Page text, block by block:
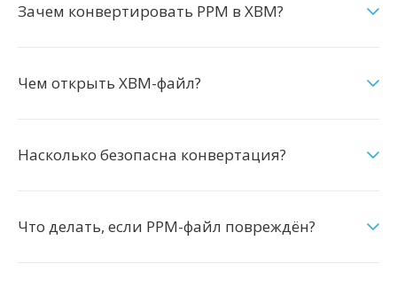
Зачем конвертировать PPM в XBM?
Чем открыть XBM-файл?
Насколько безопасна конвертация?
Что делать, если PPM-файл повреждён?